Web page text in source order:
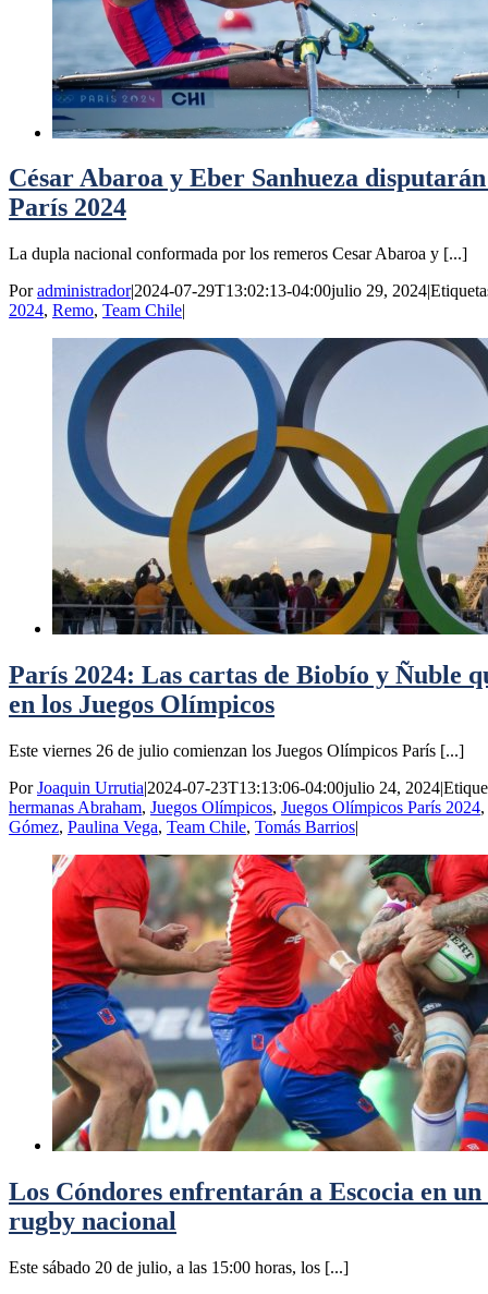
César Abaroa y Eber Sanhueza
París 2024
La dupla nacional conformada por los remeros Cesar Abaroa y [...]
Poradministrador|2024-07-29T13:02:13-04:00julio 29, 2024|
2024, Remo, Team Chile|
París 2024: Las cartas de Biobío y Ñuble
en los Juegos Olímpicos
Este viernes 26 de julio comienzan los Juegos Olímpicos París [...]
PorJoaquin Urrutia|2024-07-23T13:13:06-04:00julio 24, 2024|
hermanas Abraham, Juegos Olímpicos, Juegos Olímpicos París 2024,
Gómez, Paulina Vega, Team Chile, Tomás Barrios|
Los Cóndores enfrentarán a Escocia en
rugby nacional
Este sábado 20 de julio, a las 15:00 horas, los [...]